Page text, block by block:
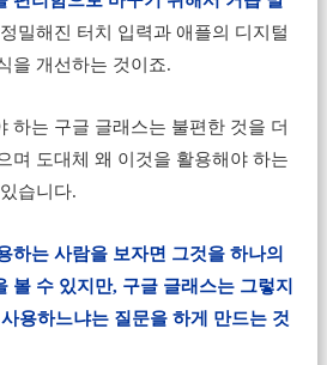
밀해진 터치 입력과 애플의 디지털
을 개선하는 것이죠.
하는 구글 글래스는 불편한 것을 더
며 도대체 왜 이것을 활용해야 하는
습니다.
하는 사람을 보자면 그것을 하나의
볼 수 있지만, 구글 글래스는 그렇지
용하느냐는 질문을 하게 만드는 것